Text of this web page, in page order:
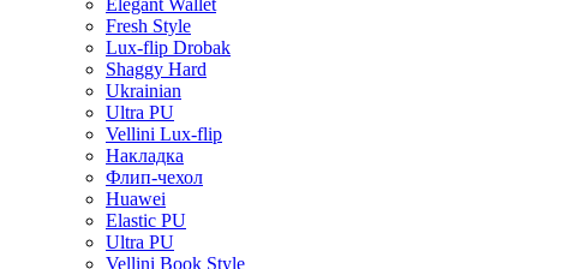
Elegant Wallet
Fresh Style
Lux-flip Drobak
Shaggy Hard
Ukrainian
Ultra PU
Vellini Lux-flip
Накладка
Флип-чехол
Huawei
Elastic PU
Ultra PU
Vellini Book Style